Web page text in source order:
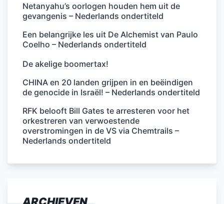
Netanyahu’s oorlogen houden hem uit de
gevangenis – Nederlands ondertiteld
Een belangrijke les uit De Alchemist van Paulo
Coelho – Nederlands ondertiteld
De akelige boomertax!
CHINA en 20 landen grijpen in en beëindigen
de genocide in Israël! – Nederlands ondertiteld
RFK belooft Bill Gates te arresteren voor het
orkestreren van verwoestende
overstromingen in de VS via Chemtrails –
Nederlands ondertiteld